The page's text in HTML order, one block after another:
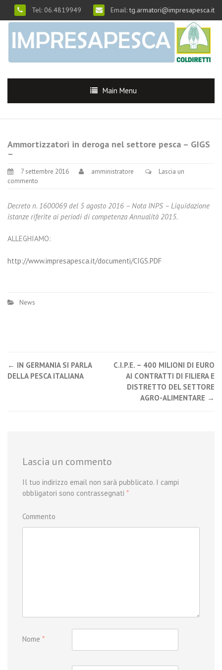
Tel: 06.4819949 Email:tg.armatori@impresapesca.it
Main Menu
Ammortizzatori in deroga nel settore pesca – GIGS
–
7 settembre 2016 amministratore
Lascia un
commento
Decreto n. 1600069 del 5 agosto 2016 – Nota INPS – Liquidazione
istanze riferite ai periodi di competenza Annualità 2015.
ALLEGHIAMO:
http://www.impresapesca.it/documenti/CIGS.PDF
News
Post navigation
← IN GERMANIA SI PARLA
DELLA PESCA ITALIANA
C.I.P.E. – 400 MILIONI DI EURO
AI CONTRATTI DI FILIERA E
DISTRETTO DEL SETTORE
AGRO-ALIMENTARE →
Lascia un commento
Il tuo indirizzo email non sarà pubblicato. I campi
obbligatori sono contrassegnati *
Commento
Nome *